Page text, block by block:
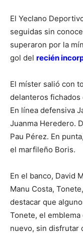
El Yeclano
seguidas sin
superaron por la
gol del recién
El míster salió con
delanteros fichados
En línea defensiva
Juanma Heredero.
Pau Pérez. En
el marfileño Boris.
En el banco, David
Manu Costa,
destacar que
Tonete, el
nuevo, sin disfrutar